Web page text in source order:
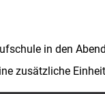
in den
zusätzliche